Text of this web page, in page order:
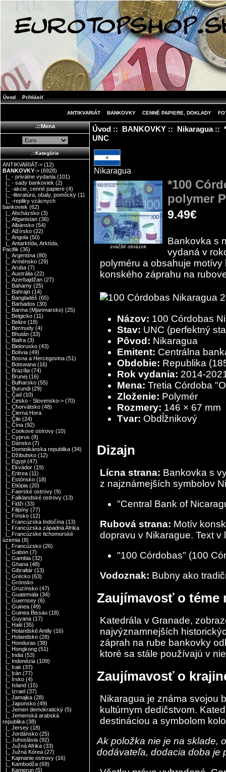
Úvod Prihlásiť
ANTIKVARIÁT BANKOVKY CENNÉ PAPIERE, DOKLADY
.::Mena
.::Kategórie
ANTIKVARIÁT-> (12)
BANKOVKY-> (6928)
|_ - privátne vydania (101)
|_ - sady bankoviek (2)
|_ -akcie, cenné papiere (4)
|_ -literatúra, obaly, pomôcky (1)
|_ -repliky vzácnych
bankoviek (62)
|_ Abcházsko (3)
|_ Afganistan (36)
|_ Albánsko (54)
|_ Alžírsko (22)
|_ Angola (50)
|_ Antarktída, Arktída,
Pacifik (36)
|_ Argentína (80)
|_ Arménsko (29)
|_ Aruba (7)
|_ Austrália (22)
|_ Azerbajdžan (27)
|_ Bahamy (25)
|_ Bahrajn (14)
|_ Bangladéš (65)
|_ Barbados (30)
|_ Barma (Mjanmarsko) (25)
|_ Belgicko (11)
|_ Belize (18)
|_ Bermudy (4)
|_ Bhután (33)
|_ Biafra (3)
|_ Bielorusko (43)
|_ Bolívia (49)
|_ Bosna a Hercegovina (51)
|_ Botswana (16)
|_ Brazília (74)
|_ Brunej (16)
|_ Bulharsko (55)
|_ Burundi (29)
|_ Čad (10)
|_ Česko - Slovensko-> (70)
|_ Chorvátsko (48)
|_ Čierna Hora
|_ Čile (24)
|_ Čína (92)
|_ Cookove ostrovy (10)
|_ Cyprus (8)
|_ Dánsko (7)
|_ Dominikánska republika (34)
|_ Džibutsko (12)
|_ Egypt (47)
|_ Ekvádor (19)
|_ Eritrea (11)
|_ Estónsko (18)
|_ Etiópia (20)
|_ Faerské ostrovy (9)
|_ Falklandské ostrovy (13)
|_ Fidži (33)
|_ Filipíny (77)
|_ Fínsko (12)
|_ Francúzska Indočína (13)
|_ Francúzska západná Afrika
|_ Francúzske tichomorské
územia (8)
|_ Francúzsko (26)
|_ Gabon (7)
|_ Gambia (32)
|_ Ghana (48)
|_ Gibraltár (13)
|_ Grécko (63)
|_ Grónsko
|_ Gruzínsko (47)
|_ Guatemala (34)
|_ Guernsey (6)
|_ Guinea (49)
|_ Guinea Bissau (18)
|_ Guyana (17)
|_ Haiti (35)
|_ Holandské Antily (16)
|_ Holandsko (28)
|_ Honduras (38)
|_ Hongkong (51)
|_ India (53)
|_ Indonézia (109)
|_ Irak (37)
|_ Irán (77)
|_ Írsko (4)
|_ Island (15)
|_ Izrael (37)
|_ Jamajka (28)
|_ Japonsko (49)
|_ Jemen demokratický (5)
|_ Jemenská arabská
republika (38)
|_ Jersey (18)
|_ Jordánsko (25)
|_ Juhoslávia (92)
|_ Južná Afrika (33)
|_ Južná Kórea (27)
|_ Kajmanie ostrovy (16)
|_ Kambodža (69)
|_ Kamerun (5)
Úvod:: BANKOVKY:: Nikaragua::
UNC
Nikaragua
zväčšiť obrázok
*100
polymer
9.49€
Bankovka s
vydaná v
polyméru a obsahuje
konského záprahu na
Názov: 100 Córdobas
Stav: UNC (perfektný
Pôvod: Nikaragua
Emitent: Centrálna
Obdobie: Republika
Rok vydania: 2014-
Mena: Tretia Córdoba
Zloženie: Polymér
Rozmery: 146 × 67 mm
Tvar: Obdĺžnikový
Dizajn
Lícna strana: Bankovka s
z najznámejších symbolov
"Central Bank of
Rubová strana: Motív
dopravu v Nikarague. Text v
"100 Córdobas" (100
Vodoznak: Bubny ako
Zaujímavosť o téme
Katedrála v Granade,
najvýznamnejších
záprah na rube bankovky
ktoré sa stále používajú v
Zaujímavosť o
Nikaragua je známa svojou
kultúrnym dedičstvom.
destináciou a symbolom
Ak položka nie je na sklade,
dodávateľa, dodacia doba je